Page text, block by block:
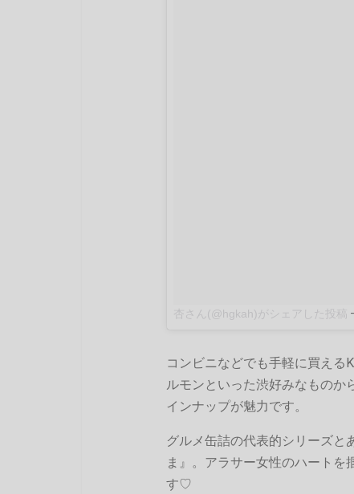
杏さん(@hgkah)がシェアした投稿
コンビニなどでも手軽に買える
ルモンといった渋好みなものか
インナップが魅力です。
グルメ缶詰の代表的シリーズと
ま』。アラサー女性のハート
す♡